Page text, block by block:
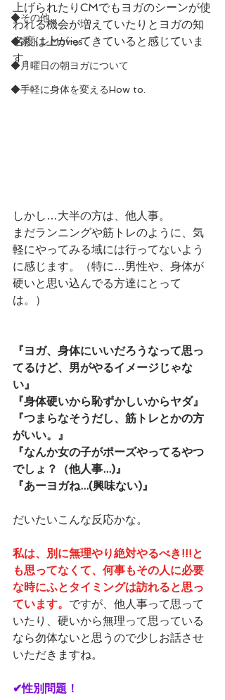
◆その他
◆家トレMovies
◆月曜日の朝ヨガについて
◆手軽に身体を変えるHow to.
上げられたりCMでもヨガのシーンが使
われる機会が増えていたりとヨガの知
名度は上がってきていると感じていま
す。
しかし…大半の方は、他人事。
まだランニングや筋トレのように、気
軽にやってみる域には行ってないよう
に感じます。（特に…男性や、身体が
硬いと思い込んでる方達にとって
は。）
『ヨガ、身体にいいだろうなって思っ
てるけど、男がやるイメージじゃな
い』
『身体硬いから恥ずかしいからヤダ』
『つまらなそうだし、筋トレとかの方
がいい。』
『なんか女の子がポーズやってるやつ
でしょ？（他人事...)』
『あーヨガね...(興味ない)』
だいたいこんな反応かな。
私は、別に無理やり絶対やるべき!!!と
も思ってなくて、何事もその人に必要
な時にふとタイミングは訪れると思っ
ています。 ですが、他人事って思って
いたり、硬いから無理って思っている
なら勿体ないと思うので少しお話させ
いただきますね。
✔性別問題！